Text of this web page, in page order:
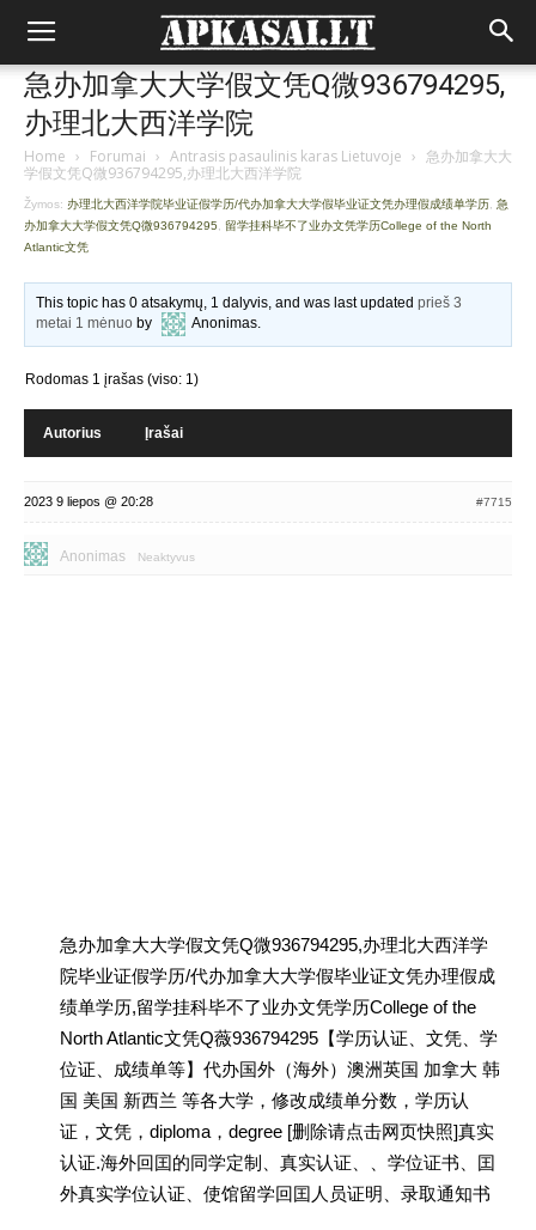
急办加拿大大学假文凭Q微936794295,
办理北大西洋学院
Home › Forumai › Antrasis pasaulinis karas Lietuvoje › 急办加拿大大
学假文凭Q微936794295,办理北大西洋学院
Žymos: 办理北大西洋学院毕业证假学历/代办加拿大大学假毕业证文凭办理假成绩单学历 急
办加拿大大学假文凭Q微936794295
留学挂科毕不了业办文凭学历College of the North
Atlantic文凭
This topic has 0 atsakymų, 1 dalyvis, and was last updatedprieš 3
metai 1 mėnuo by Anonimas.
Rodomas 1 įrašas (viso: 1)
Autorius Įrašai
2023 9 liepos @ 20:28 #7715
Anonimas Neaktyvus
急办加拿大大学假文凭Q微936794295,办理北大西洋学
院毕业证假学历/代办加拿大大学假毕业证文凭办理假成
绩单学历,留学挂科毕不了业办文凭学历College of the
North Atlantic文凭Q薇936794295【学历认证、文凭、学
位证、成绩单等】代办国外（海外）澳洲英国 加拿大 韩
国 美国 新西兰 等各大学，修改成绩单分数，学历认
证，文凭，diploma，degree [删除请点击网页快照]真实
认证.海外回囯的同学定制、真实认证、、学位证书、囯
外真实学位认证、使馆留学回囯人员证明、录取通知书